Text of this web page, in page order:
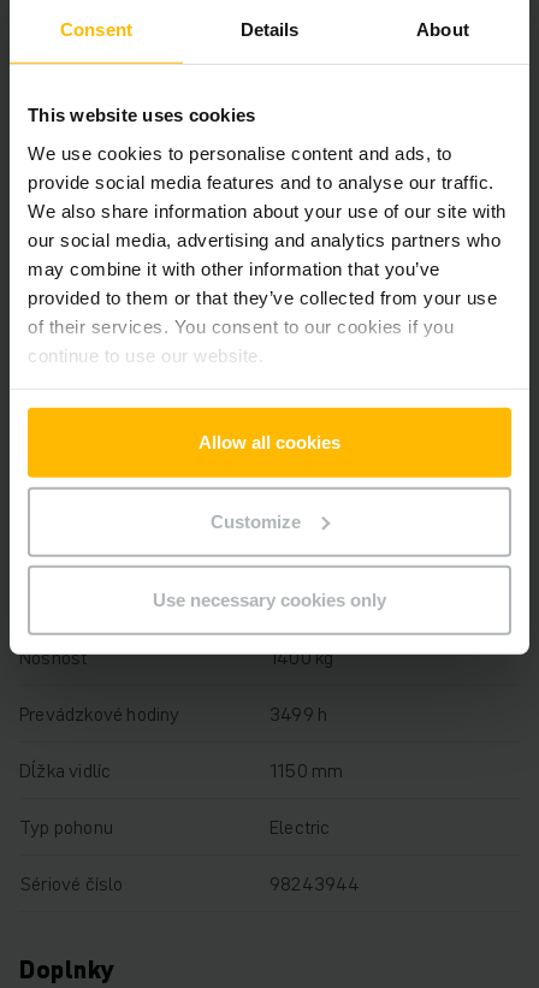
Consent Details About
This website uses cookies
We use cookies to personalise content and ads, to
provide social media features and to analyse our traffic.
We also share information about your use of our site with
our social media, advertising and analytics partners who
may combine it with other information that you’ve
provided to them or that they’ve collected from your use
of their services. You consent to our cookies if you
continue to use our website.
Allow all cookies
Customize
Use necessary cookies only
PRODUKTU?
Informácie o výrobku
Nasledujúca časť poskytuje komplexný prehľad technických
špecifikácií a vybavenia vozidla.
Technické údaje
Batéria
Oloveno-kyselinová, 24 V /
150 Ah
Nabíjač Áno, 24 V / 30 A
2019
Nosnosť 1400 kg
Prevádzkové hodiny 3499 h
Dĺžka vidlíc 1150 mm
Typ pohonu Electric
Sériové číslo 98243944
Doplnky